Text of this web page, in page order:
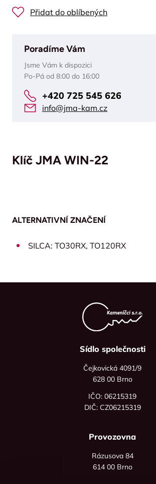
Přidat do oblíbených
Poradíme Vám
Jsme Vám k dispozici
Po-Pá od 8:00 do 16:00
+420 725 545 626
info@jma-kam.cz
Klíč JMA WIN-22
ALTERNATIVNÍ ZNAČENÍ
SILCA: TO30RX, TO120RX
Sídlo společnosti
Čejkovická 4091/9
628 00 Brno
IČO: 06215319
DIČ: CZ06215319
Provozovna
Rázusova 84
614 00 Brno